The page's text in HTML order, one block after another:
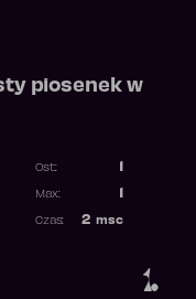
piosenek w
1.
Ost.:
Max:
2 msc
Czas: